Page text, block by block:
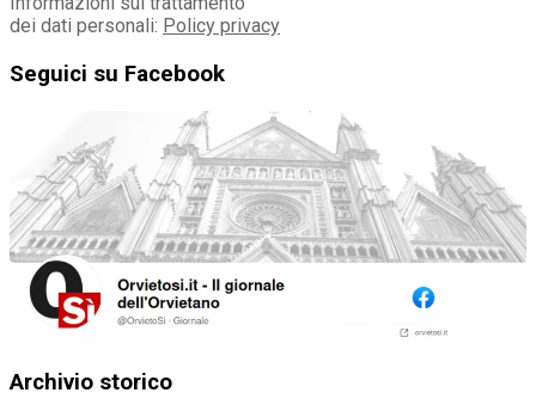
dei dati personali: Policy privacy
Seguici su Facebook
Archivio storico